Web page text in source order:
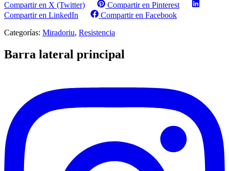
Compartir en X (Twitter)
Compartir en Pinterest
Compartir en LinkedIn
Compartir en Facebook
Categorías: Miradoriu, Resistencia
Barra lateral principal